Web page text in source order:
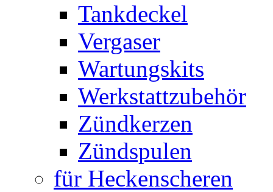
Tankdeckel
Vergaser
Wartungskits
Werkstattzubehör
Zündkerzen
Zündspulen
für Heckenscheren